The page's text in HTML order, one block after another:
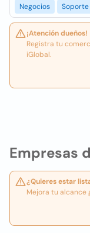
Empresas
¿Quieres estar
Mejora tu alcance
Negocios
Soporte
¡Atención dueños!
Registra tu
iGlobal.